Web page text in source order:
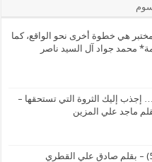
هي خطوة أخرى نحو الواقع، كما
محمد جواد آل السيد ناصر
إجذب إليك الثروة التي تستحقها –